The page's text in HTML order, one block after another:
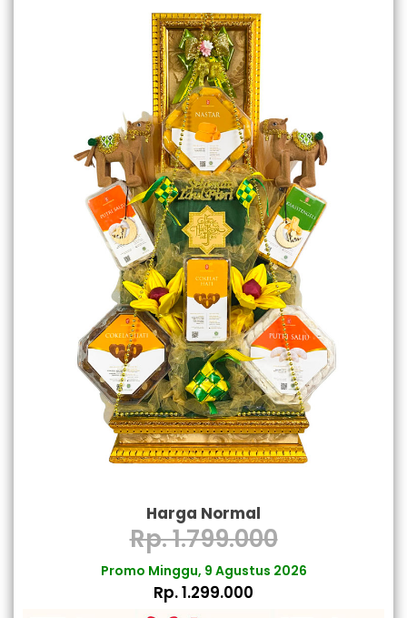
Harga Normal
Rp. 1.799.000
Promo Minggu, 9 Agustus 2026
Rp. 1.299.000